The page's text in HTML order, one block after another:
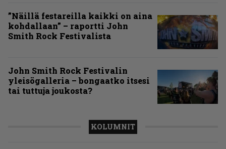
”Näillä festareilla kaikki on aina
kohdallaan” – raportti John
Smith Rock Festivalista
John Smith Rock Festivalin
yleisögalleria – bongaatko itsesi
tai tuttuja joukosta?
KOLUMNIT